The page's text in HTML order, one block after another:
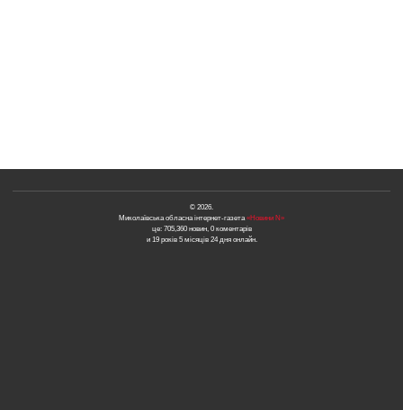
© 2026.
Миколаївська обласна інтернет-газета«Новини N»
це: 705,360 новин, 0 коментарів
и 19 років 5 місяців 24 дня онлайн.